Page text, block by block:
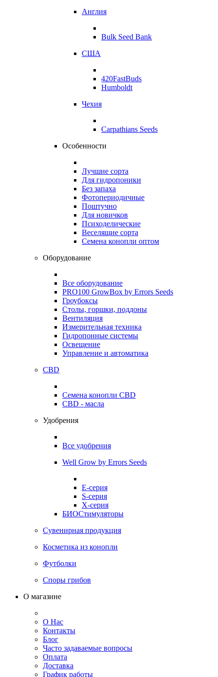
Англия
Bulk Seed Bank
США
420FastBuds
Humboldt
Чехия
Carpathians Seeds
Особенности
Лучшие сорта
Для гидропоники
Без запаха
Фотопериодичные
Поштучно
Для новичков
Психоделические
Веселящие сорта
Семена конопли оптом
Оборудование
Все оборудование
PRO100 GrowBox by Errors Seeds
Гроубоксы
Столы, горшки, поддоны
Вентиляция
Измерительная техника
Гидропонные системы
Освещение
Управление и автоматика
CBD
Семена конопли CBD
CBD - масла
Удобрения
Все удобрения
Well Grow by Errors Seeds
E-серия
S-серия
X-серия
БИОСтимуляторы
Сувенирная продукция
Косметика из конопли
Футболки
Споры грибов
О магазине
О Нас
Контакты
Блог
Часто задаваемые вопросы
Оплата
Доставка
График работы